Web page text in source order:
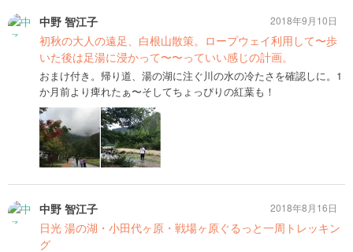
中野 智江子
初秋の大人の遠足、白根山散策。ロープウェイ利用して〜歩
いた後は足湯に浸かって〜〜っていい感じの計画。
おまけ付き。帰り道、湯の湖に注ぐ川の水の冷たさを確認しに。1
か月前より痺れたぁ〜そしてちょっぴりの紅葉も！
2018年9月10日
中野 智江子
日光 湯の湖・小田代ヶ原・戦場ヶ原ぐるっと一周トレッキン
グ
2018年8月16日